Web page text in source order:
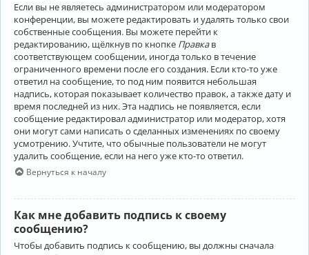
Если вы не являетесь администратором или модератором
конференции, вы можете редактировать и удалять только свои
собственные сообщения. Вы можете перейти к
редактированию, щёлкнув по кнопке Правкав
соответствующем сообщении, иногда только в течение
ограниченного времени после его создания. Если кто-то уже
ответил на сообщение, то под ним появится небольшая
надпись, которая показывает количество правок, а также дату и
время последней из них. Эта надпись не появляется, если
сообщение редактировал администратор или модератор, хотя
они могут сами написать о сделанных изменениях по своему
усмотрению. Учтите, что обычные пользователи не могут
удалить сообщение, если на него уже кто-то ответил.
Вернуться к началу
Как мне добавить подпись к своему
сообщению?
Чтобы добавить подпись к сообщению, вы должны сначала